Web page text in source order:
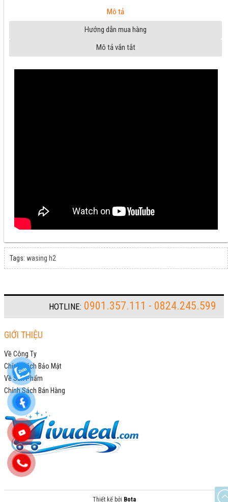
Mô tả
Hướng dẫn mua hàng
Mô tả vắn tắt
Tags: wasing h2
HOTLINE: 0901.357.111 - 0824.245.599
GIỚI THIỆU
Về Công Ty
Chính Sách Bảo Mật
Về Sản Phẩm
Chính Sách Bán Hàng
Thiết kế bởi Bota